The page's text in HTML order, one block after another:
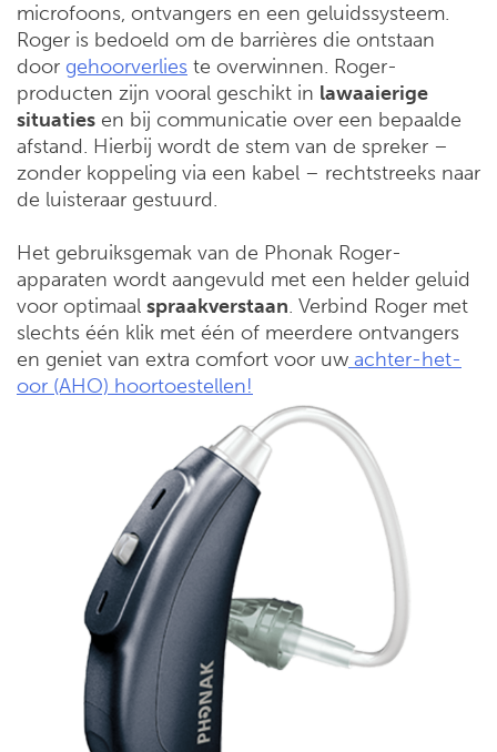
microfoons, ontvangers en een geluidssysteem.
Roger is bedoeld om de barrières die ontstaan
door gehoorverlies te overwinnen. Roger-
producten zijn vooral geschikt in lawaaierige
situaties en bij communicatie over een bepaalde
afstand. Hierbij wordt de stem van de spreker –
zonder koppeling via een kabel – rechtstreeks naar
de luisteraar gestuurd.
Het gebruiksgemak van de Phonak Roger-
apparaten wordt aangevuld met een helder geluid
voor optimaal spraakverstaan. Verbind Roger met
slechts één klik met één of meerdere ontvangers
en geniet van extra comfort voor uw achter-het-
oor (AHO) hoortoestellen!